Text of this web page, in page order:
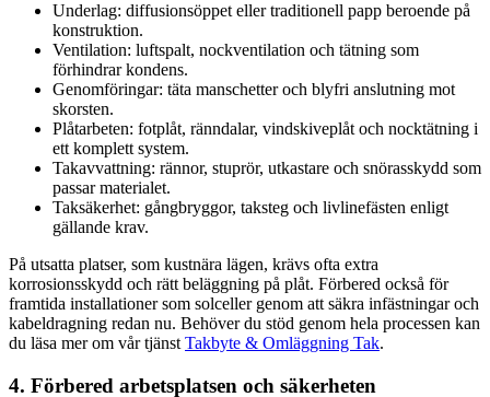
Underlag: diffusionsöppet eller traditionell papp beroende på
konstruktion.
Ventilation: luftspalt, nockventilation och tätning som
förhindrar kondens.
Genomföringar: täta manschetter och blyfri anslutning mot
skorsten.
Plåtarbeten: fotplåt, ränndalar, vindskiveplåt och nocktätning i
ett komplett system.
Takavvattning: rännor, stuprör, utkastare och snörasskydd som
passar materialet.
Taksäkerhet: gångbryggor, taksteg och livlinefästen enligt
gällande krav.
På utsatta platser, som kustnära lägen, krävs ofta extra
korrosionsskydd och rätt beläggning på plåt. Förbered också för
framtida installationer som solceller genom att säkra infästningar och
kabeldragning redan nu. Behöver du stöd genom hela processen kan
du läsa mer om vår tjänst Takbyte & Omläggning Tak.
4. Förbered arbetsplatsen och säkerheten